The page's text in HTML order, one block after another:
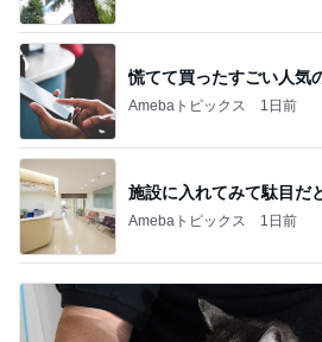
慌てて買ったすごい人気
Amebaトピックス 1日前
施設に入れてみて駄目だ
Amebaトピックス 1日前